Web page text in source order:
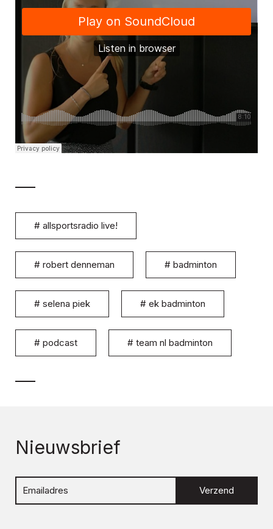
# allsportsradio live!
# robert denneman # badminton
# selena piek # ek badminton
# podcast # team nl badminton
Nieuwsbrief
Verzend